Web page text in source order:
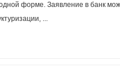
форме. Заявление в банк
...